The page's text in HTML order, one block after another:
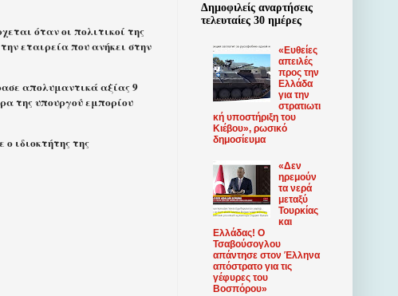
όταν οι πολιτικοί της
εταιρεία που ανήκει στην
απολυμαντικά αξίας 9
της υπουργού εμπορίου
ο ιδιοκτήτης της
Δημοφιλείς αναρτήσεις
τελευταίες 30 ημέρες
«Ευθείες
απειλές
προς την
Ελλάδα
για την
στρατιωτι
κή υποστήριξη του
Κιέβου», ρωσικό
δημοσίευμα
«Δεν
ηρεμούν
τα νερά
μεταξύ
Τουρκίας
και
Ελλάδας! Ο
Τσαβούσογλου
απάντησε στον Έλληνα
απόστρατο για τις
γέφυρες του
Βοσπόρου»